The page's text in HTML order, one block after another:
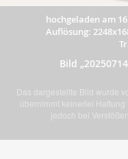
hochgeladen am
Auflösung:
Bild
Das dargestellte Bild wurde
übernimmt keinerlei
jedoch bei